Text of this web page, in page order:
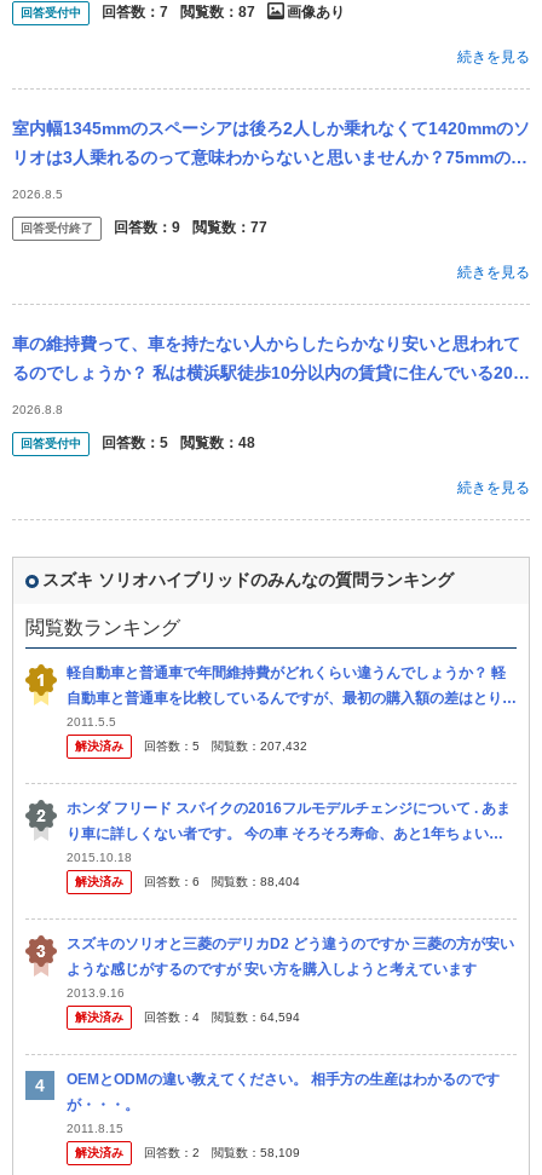
回答受付中 回答数： 7 閲覧数： 87 画像あり
続きを見る
室内幅1345mmのスペーシアは後ろ2人しか乗れなくて1420mmのソ
リオは3人乗れるのって意味わからないと思いませんか？75mmの隙
間に1人乗る計算になります。
2026.8.5
回答受付終了 回答数： 9 閲覧数： 77
続きを見る
車の維持費って、車を持たない人からしたらかなり安いと思われて
るのでしょうか？ 私は横浜駅徒歩10分以内の賃貸に住んでいる20歳
代サラリーマンですが、 乗ってる車（ソリオ）をよくバカにされた
り、...
2026.8.8
回答受付中 回答数： 5 閲覧数： 48
続きを見る
スズキ ソリオハイブリッドのみんなの質問ランキング
閲覧数ランキング
軽自動車と普通車で年間維持費がどれくらい違うんでしょうか？ 軽
自動車と普通車を比較しているんですが、最初の購入額の差はとりあ
えずおいといて、年間維持費の差がどうなるか自分なりに計算してみ
ました。 現
2011.5.5
解決済み
回答数： 5 閲覧数： 207,432
ホンダ フリード スパイクの2016フルモデルチェンジについて . あま
り車に詳しくない者です。 今の車 そろそろ寿命、あと1年ちょいで
車検切れで、車の購入を考えていますが ・荷台が広く、車中泊...
2015.10.18
解決済み
回答数： 6 閲覧数： 88,404
スズキのソリオと三菱のデリカD2 どう違うのですか 三菱の方が安い
ような感じがするのですが 安い方を購入しようと考えています
2013.9.16
解決済み
回答数： 4 閲覧数： 64,594
OEMとODMの違い教えてください。 相手方の生産はわかるのです
が・・・。
2011.8.15
解決済み
回答数： 2 閲覧数： 58,109